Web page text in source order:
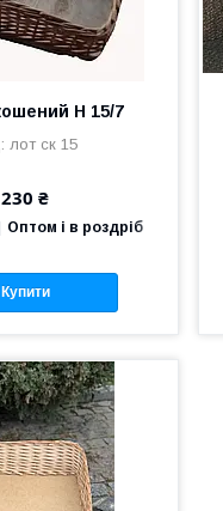
Н 15/7
лот ск 15
230 ₴
Оптом і в роздріб
Купити